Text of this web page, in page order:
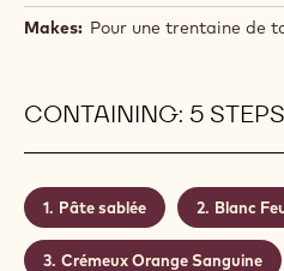
Makes: Pour une trentaine de
CONTAINING: 5 STEPS
Pâte sablée Blanc
Crémeux Orange Sanguine